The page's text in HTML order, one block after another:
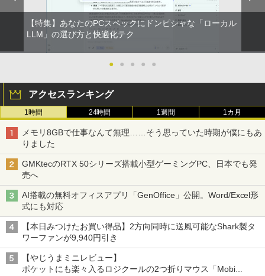
【特集】あなたのPCスペックにドンピシャな「ローカル
LLM」の選び方と快適化テク
● ● ● ● ●
アクセスランキング
1時間 24時間 1週間 1カ月
メモリ8GBで仕事なんて無理……そう思っていた時期が僕にもあ
りました
GMKtecのRTX 50シリーズ搭載小型ゲーミングPC、日本でも発
売へ
AI搭載の無料オフィスアプリ「GenOffice」公開。Word/Excel形
式にも対応
【本日みつけたお買い得品】2方向同時に送風可能なShark製タ
ワーファンが9,940円引き
【やじうまミニレビュー】
ポケットにも楽々入るロジクールの2つ折りマウス「Mobi